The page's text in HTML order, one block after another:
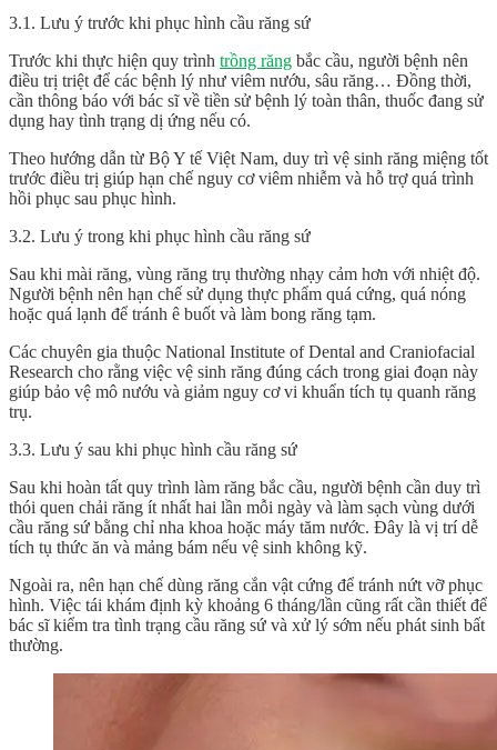
3.1. Lưu ý trước khi phục hình cầu răng sứ
Trước khi thực hiện quy trình trồng răng bắc cầu, người bệnh nên
điều trị triệt để các bệnh lý như viêm nướu, sâu răng… Đồng thời,
cần thông báo với bác sĩ về tiền sử bệnh lý toàn thân, thuốc đang sử
dụng hay tình trạng dị ứng nếu có.
Theo hướng dẫn từ Bộ Y tế Việt Nam, duy trì vệ sinh răng miệng tốt
trước điều trị giúp hạn chế nguy cơ viêm nhiễm và hỗ trợ quá trình
hồi phục sau phục hình.
3.2. Lưu ý trong khi phục hình cầu răng sứ
Sau khi mài răng, vùng răng trụ thường nhạy cảm hơn với nhiệt độ.
Người bệnh nên hạn chế sử dụng thực phẩm quá cứng, quá nóng
hoặc quá lạnh để tránh ê buốt và làm bong răng tạm.
Các chuyên gia thuộc National Institute of Dental and Craniofacial
Research cho rằng việc vệ sinh răng đúng cách trong giai đoạn này
giúp bảo vệ mô nướu và giảm nguy cơ vi khuẩn tích tụ quanh răng
trụ.
3.3. Lưu ý sau khi phục hình cầu răng sứ
Sau khi hoàn tất quy trình làm răng bắc cầu, người bệnh cần duy trì
thói quen chải răng ít nhất hai lần mỗi ngày và làm sạch vùng dưới
cầu răng sứ bằng chỉ nha khoa hoặc máy tăm nước. Đây là vị trí dễ
tích tụ thức ăn và mảng bám nếu vệ sinh không kỹ.
Ngoài ra, nên hạn chế dùng răng cắn vật cứng để tránh nứt vỡ phục
hình. Việc tái khám định kỳ khoảng 6 tháng/lần cũng rất cần thiết để
bác sĩ kiểm tra tình trạng cầu răng sứ và xử lý sớm nếu phát sinh bất
thường.